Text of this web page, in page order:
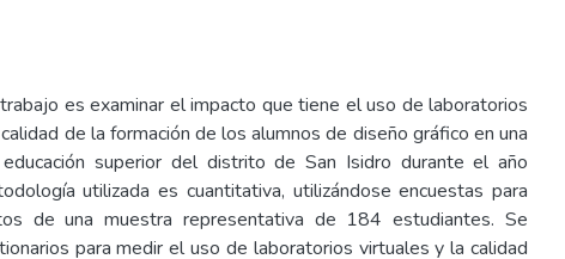
es examinar el impacto que tiene el uso de laboratorios
de la formación de los alumnos de diseño gráfico en una
superior del distrito de San Isidro durante el año
utilizada es cuantitativa, utilizándose encuestas para
de una muestra representativa de 184 estudiantes. Se
para medir el uso de laboratorios virtuales y la calidad